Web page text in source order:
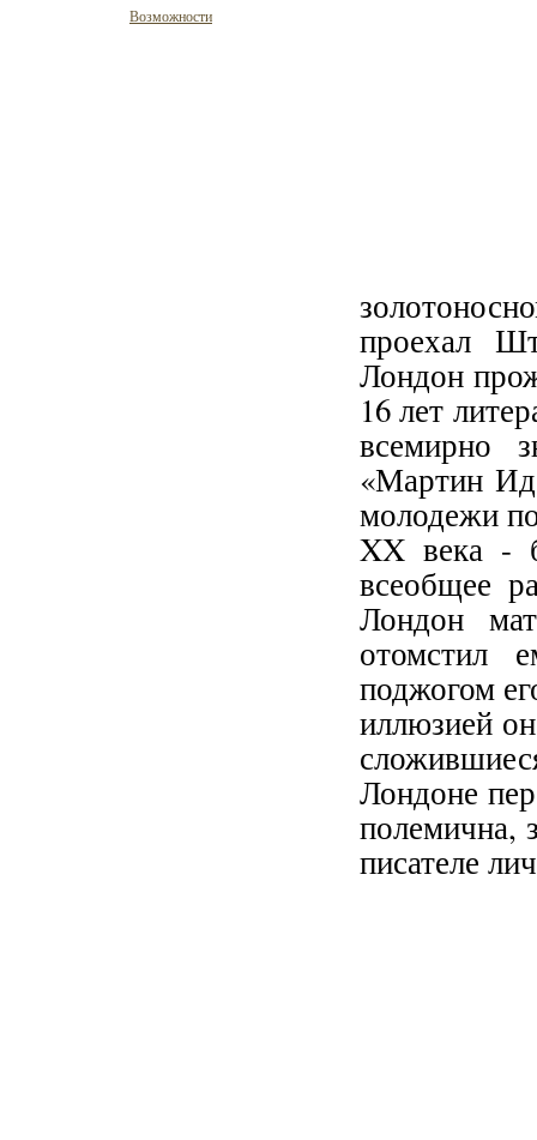
проехал
Лондон
16 лет
всемирно
«Мартин
молодежи
XX века -
всеобщее
Лондон
отомстил
поджогом
иллюзией
Лондоне
полемична,
писателе
Возможности